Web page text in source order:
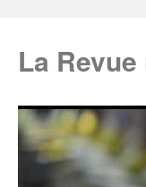
La